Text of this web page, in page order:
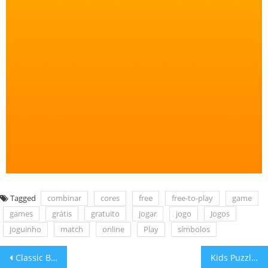
Tagged combinar cores free free-to-play
game
games
grátis gratuito jogar jogo
Jogos
joguinho
match online Play símbolos
Classic Bowling: Boliche Clássico! Kids Puzzle Adventures – Quebra-cabeça de animais!